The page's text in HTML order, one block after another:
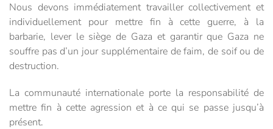
Nous devons immédiatement travailler collectivement et
individuellement pour mettre fin à cette guerre, à la
barbarie, lever le siège de Gaza et garantir que Gaza ne
souffre pas d’un jour supplémentaire de faim, de soif ou de
destruction.
La communauté internationale porte la responsabilité de
mettre fin à cette agression et à ce qui se passe jusqu’à
présent.